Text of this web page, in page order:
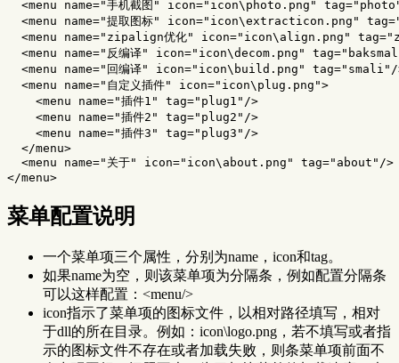
<menu name="手机截图" icon="icon\photo.png"
<menu name="提取图标" icon="icon\extracticon.png"
<menu name="zipalign优化" icon="icon\align.png"
<menu name="反编译" icon="icon\decom.png"
<menu name="回编译" icon="icon\build.png"
  <menu name="自定义插件" icon="icon\plug.png">
    <menu name="插件1" tag="plug1"/>
    <menu name="插件2" tag="plug2"/>
    <menu name="插件3" tag="plug3"/>
  </menu>
  <menu name="关于" icon="icon\about.png" tag="about"/>
菜单配置说明
一个菜单项三个属性，分别为name，icon和tag。
如果name为空，则该菜单项为分隔条，例如配置分隔条
可以这样配置：<menu/>
icon指示了菜单项的图标文件，以相对路径填写，相对
于dll的所在目录。例如：icon\logo.png，若不填写或者指
示的图标文件不存在或者加载失败，则条菜单项前面不